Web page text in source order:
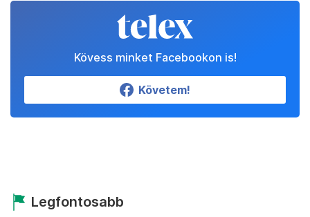
Kövess minket Facebookon is!
Követem!
Legfontosabb